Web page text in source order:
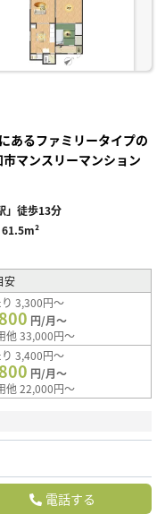
あるファミリータイプの
マンスリーマンション
」徒歩13分
61.5m²
安
3,300円～
円/月～
他 33,000円～
3,400円～
円/月～
他 22,000円～
電話する